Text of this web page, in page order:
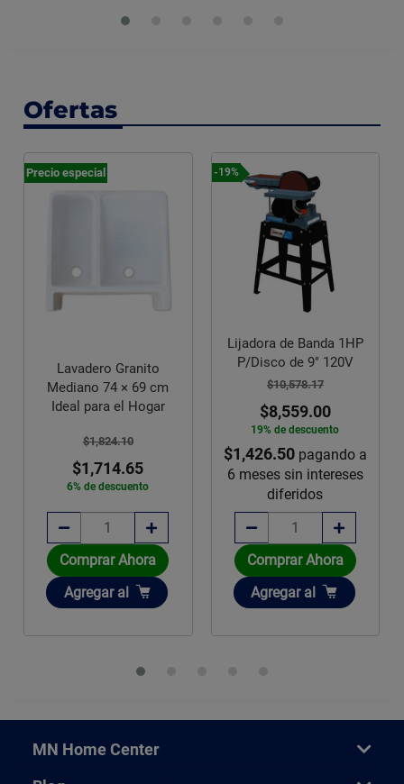
Ofertas
Granito
74 × 69 cm
el Hogar
Ahora
Lijadora de Banda 1HP
P/Disco de 9" 120V
19% de descuento
pagando a
6 meses sin intereses
Comprar Ahora
Añadir
Agregar
20% de
Añadir
MN Home Center